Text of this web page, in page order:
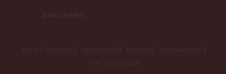
DIRECTORIO
INICIO NOTICIAS ENTREVISTAS EVENTOS
LANZAMIENTOS
TRACTOS
VIDEOS